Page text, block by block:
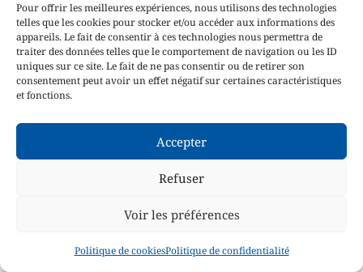
Pour offrir les meilleures expériences, nous utilisons des technologies
telles que les cookies pour stocker et/ou accéder aux informations des
appareils. Le fait de consentir à ces technologies nous permettra de
traiter des données telles que le comportement de navigation ou les ID
uniques sur ce site. Le fait de ne pas consentir ou de retirer son
consentement peut avoir un effet négatif sur certaines caractéristiques
et fonctions.
Accepter
Refuser
Voir les préférences
Politique de cookiesPolitique de confidentialité
1 2
Espace multisports et
multiterrains
Emmanuel Vigneau (Sports Espaces